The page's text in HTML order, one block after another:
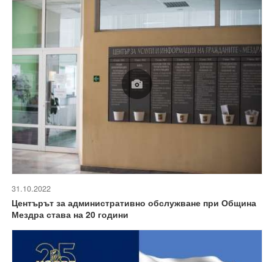
31.10.2022
Центърът за административно обслужване при Община
Мездра става на 20 години